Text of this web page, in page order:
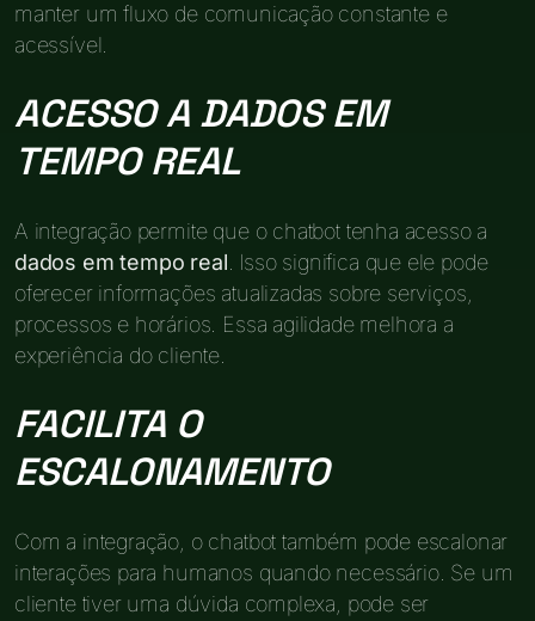
manter um fluxo de comunicação constante e
acessível.
ACESSO A DADOS EM
TEMPO REAL
A integração permite que o chatbot tenha acesso a
dados em tempo real . Isso significa que ele pode
oferecer informações atualizadas sobre serviços,
processos e horários. Essa agilidade melhora a
experiência do cliente.
FACILITA O
ESCALONAMENTO
Com a integração, o chatbot também pode escalonar
interações para humanos quando necessário. Se um
cliente tiver uma dúvida complexa, pode ser